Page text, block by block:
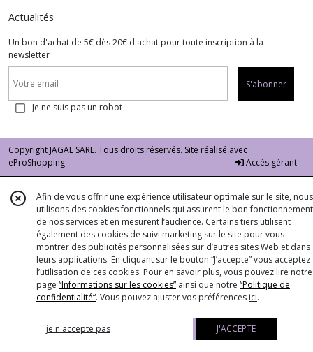
Actualités
Un bon d'achat de 5€ dès 20€ d'achat pour toute inscription à la
newsletter
S'abonner
Je ne suis pas un robot
Copyright JAGAL SARL. Tous droits réservés. Site réalisé avec
eProShopping
Accès gérant
Afin de vous offrir une expérience utilisateur optimale sur le site, nous
utilisons des cookies fonctionnels qui assurent le bon fonctionnement
de nos services et en mesurent l’audience. Certains tiers utilisent
également des cookies de suivi marketing sur le site pour vous
montrer des publicités personnalisées sur d’autres sites Web et dans
leurs applications. En cliquant sur le bouton “J’accepte” vous acceptez
l’utilisation de ces cookies. Pour en savoir plus, vous pouvez lire notre
page “Informations sur les cookies” ainsi que notre “Politique de
confidentialité“. Vous pouvez ajuster vos préférences ici.
je n'accepte pas J'ACCEPTE